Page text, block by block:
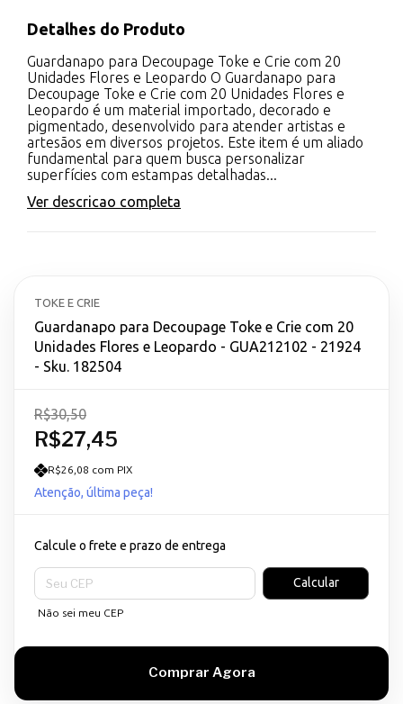
Detalhes do Produto
Guardanapo para Decoupage Toke e Crie com 20
Unidades Flores e Leopardo O Guardanapo para
Decoupage Toke e Crie com 20 Unidades Flores e
Leopardo é um material importado, decorado e
pigmentado, desenvolvido para atender artistas e
artesãos em diversos projetos. Este item é um aliado
fundamental para quem busca personalizar
superfícies com estampas detalhadas...
Ver descricao completa
TOKE E CRIE
Guardanapo para Decoupage Toke e Crie com 20
Unidades Flores e Leopardo - GUA212102 - 21924
- Sku. 182504
R$27,45
R$30,50
R$26,08 com PIX
Atenção, última peça!
Calcule o frete e prazo de entrega
Entregas para o CEP:
Calcular
Não sei meu CEP